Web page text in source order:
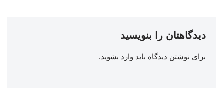
دیدگاهتان را بنویسید
برای نوشتن دیدگاه باید وارد بشوید.